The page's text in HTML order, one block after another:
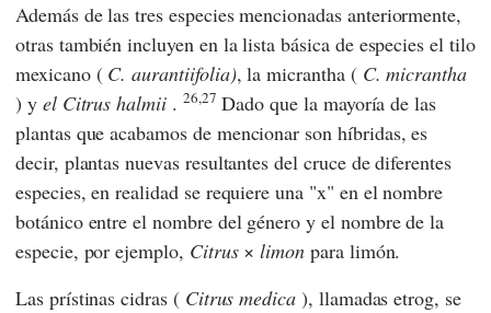
Además de las tres especies mencionadas anteriormente,
otras también incluyen en la lista básica de especies el tilo
mexicano ( C. aurantiifolia), la micrantha ( C. micrantha
) y el Citrus halmii. 26,27 Dado que la mayoría de las
plantas que acabamos de mencionar son híbridas, es
decir, plantas nuevas resultantes del cruce de diferentes
especies, en realidad se requiere una "x" en el nombre
botánico entre el nombre del género y el nombre de la
especie, por ejemplo, Citrus×limon para limón.
Las prístinas cidras ( Citrus medica ), llamadas etrog, se